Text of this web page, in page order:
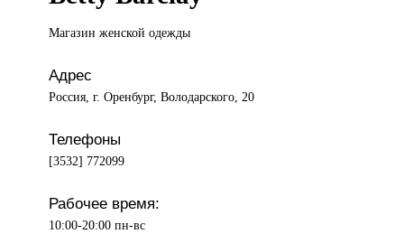
Магазин женскойодежды
Адрес
Россия, г. Оренбург, Володарского, 20
Телефоны
[3532] 772099
Рабочее время:
10:00-20:00 пн-вс